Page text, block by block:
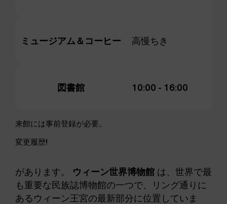
ミュージアム＆コーヒー 高慢ちき
図書館 10:00 - 16:00
来館には事前登録が必要。
変更履歴!
があります。 ウィーン世界博物館 は、世界で最
も重要な民族誌博物館の一つで、リング通りに
あるウィーン王宮の最新部分に位置していま